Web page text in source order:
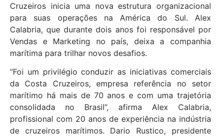
Cruzeiros inicia uma nova estrutura organizacional
para suas operações na América do Sul. Alex
Calabria, que durante dois anos foi responsável por
Vendas e Marketing no país, deixa a companhia
marítima para trilhar novos desafios.
“Foi um privilégio conduzir as iniciativas comerciais
da Costa Cruzeiros, empresa referência no setor
marítimo há mais de 70 anos e com uma trajetória
consolidada no Brasil”, afirma Alex Calabria,
profissional com 20 anos de experiência na indústria
de cruzeiros marítimos. Dario Rustico, presidente